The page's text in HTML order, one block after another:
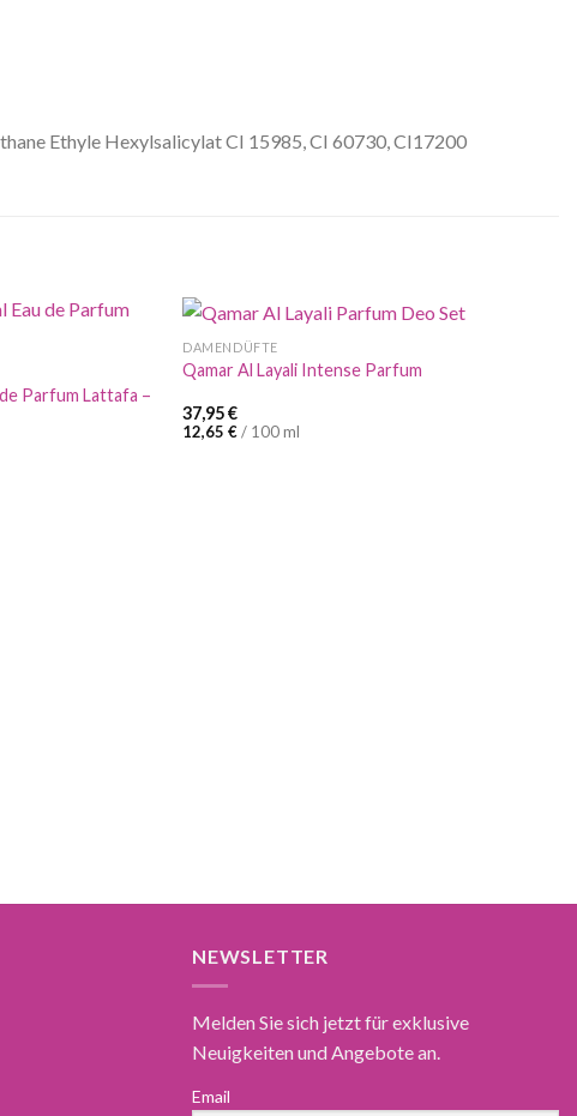
Ethyle Hexylsalicylat CI 15985, CI 60730, CI17200
Parfum Lattafa –
DAMENDÜFTE
Qamar Al Layali Intense Parfum
37,95€
12,65€/ 100 ml
NEWSLETTER
Melden Sie sich jetzt für exklusive
Neuigkeiten und Angebote an.
Email